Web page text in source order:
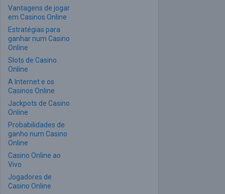
Vantagens de jogar
em Casinos Online
Estratégias para
ganhar num Casino
Online
Slots de Casino
Online
A Internet e os
Casinos Online
Jackpots de Casino
Online
Probabilidades de
ganho num Casino
Online
Casino Online ao
Vivo
Jogadores de
Casino Online